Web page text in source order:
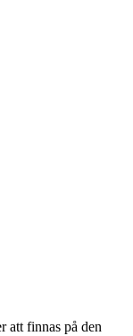
att finnas på den